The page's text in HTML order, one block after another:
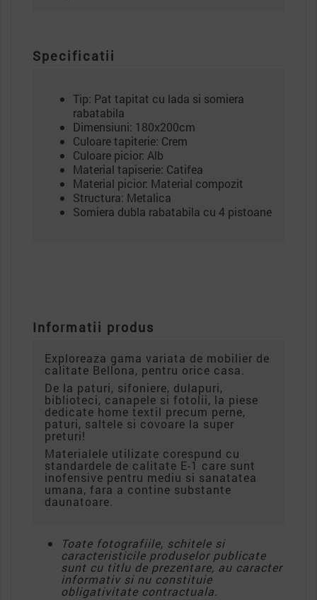
Specificatii
Tip: Pat tapitat cu lada si somiera
rabatabila
Dimensiuni: 180x200cm
Culoare tapiterie: Crem
Culoare picior: Alb
Material tapiserie: Catifea
Material picior: Material compozit
Structura: Metalica
Somiera dubla rabatabila cu 4 pistoane
Informatii produs
Exploreaza gama variata de mobilier de
calitate Bellona, pentru orice casa.
De la paturi, sifoniere, dulapuri,
biblioteci, canapele si fotolii, la piese
dedicate home textil precum perne,
paturi, saltele si covoare la super
preturi!
Materialele utilizate corespund cu
standardele de calitate E-1 care sunt
inofensive pentru mediu si sanatatea
umana, fara a contine substante
daunatoare.
Toate fotografiile, schitele si
caracteristicile produselor publicate
sunt cu titlu de prezentare, au caracter
informativ si nu constituie
obligativitate contractuala.